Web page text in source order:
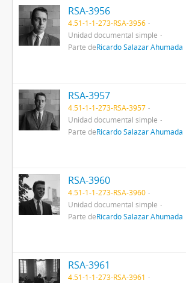
RSA-3956
4.51-1-1-273-RSA-3956
Unidad documental simple
Parte deRicardo Salazar Ahumada
RSA-3957
4.51-1-1-273-RSA-3957
Unidad documental simple
Parte deRicardo Salazar Ahumada
RSA-3960
4.51-1-1-273-RSA-3960
Unidad documental simple
Parte deRicardo Salazar Ahumada
RSA-3961
4.51-1-1-273-RSA-3961